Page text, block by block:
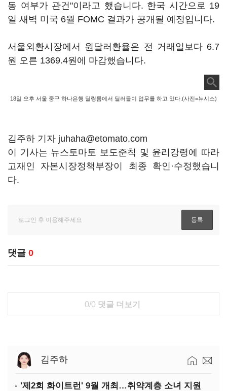
동 여부가 관건"이라고 했습니다. 한국 시간으로 19
일 새벽 미국 6월 FOMC 결과가 공개될 예정입니다.
서울외환시장에서 원달러환율은 전 거래일보다 6.7
원 오른 1369.4원에 마감했습니다.
18일 오후 서울 중구 하나은행 딜링룸에서 딜러들이 업무를 하고 있다.(사진=뉴시스)
김주하 기자 juhaha@etomato.com
이 기사는 뉴스토마토 보도준칙 및 윤리강령에 따라
고재인 자본시장정책부장이 최종 확인·수정했습니
다.
댓글 0
0/0 댓글 더보기
김주하
'제2회 화이트런' 9월 개최…취약계층 소녀 지원